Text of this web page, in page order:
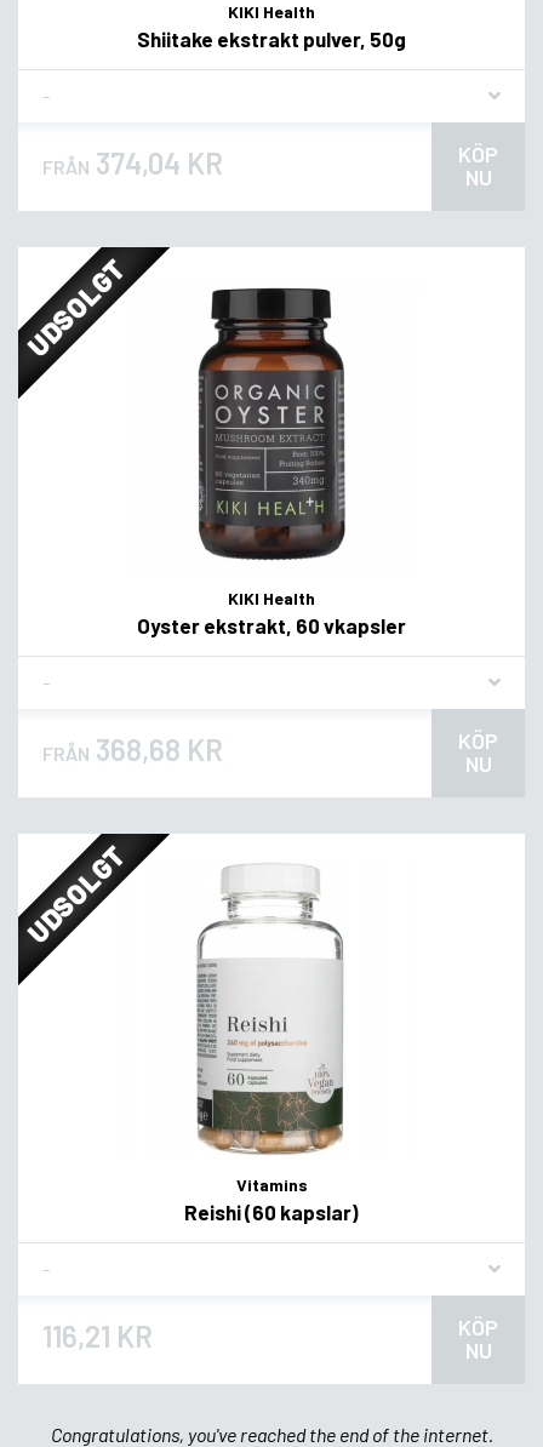
KIKI Health
Shiitake ekstrakt pulver, 50g
FRÅN 374,04 KR
KÖP
NU
UDSOLGT
KIKI Health
Oyster ekstrakt, 60 vkapsler
FRÅN 368,68 KR
KÖP
NU
UDSOLGT
Vitamins
Reishi (60 kapslar)
116,21 KR
KÖP
NU
Congratulations, you've reached the end of the internet.